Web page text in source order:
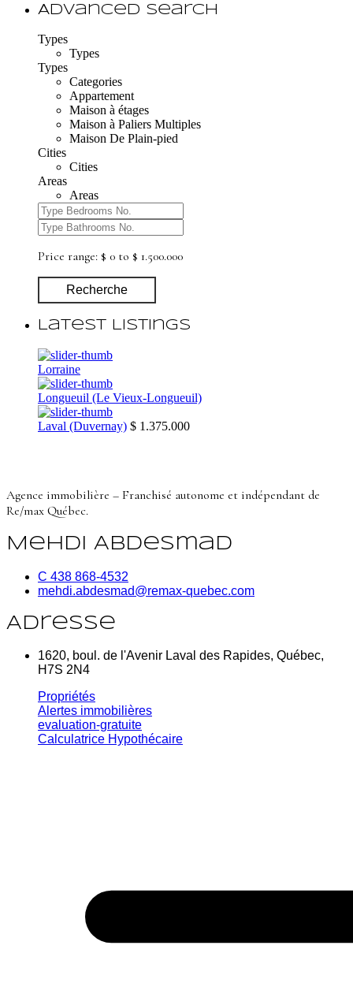
Advanced Search
Types
Types
Types
Categories
Appartement
Maison à étages
Maison à Paliers Multiples
Maison De Plain-pied
Cities
Cities
Areas
Areas
Price range: $ 0 to $ 1.500.000
Recherche
Latest Listings
Lorraine
Longueuil (Le Vieux-Longueuil)
Laval (Duvernay) $ 1.375.000
Agence immobilière – Franchisé autonome et indépendant de
Re/max Québec.
Mehdi Abdesmad
C 438 868-4532
mehdi.abdesmad@remax-quebec.com
Adresse
1620, boul. de l'Avenir Laval des Rapides, Québec,
H7S 2N4
Propriétés
Alertes immobilières
evaluation-gratuite
Calculatrice Hypothécaire